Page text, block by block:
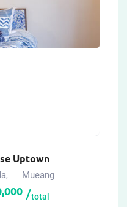
Uptown
, Mueang
total